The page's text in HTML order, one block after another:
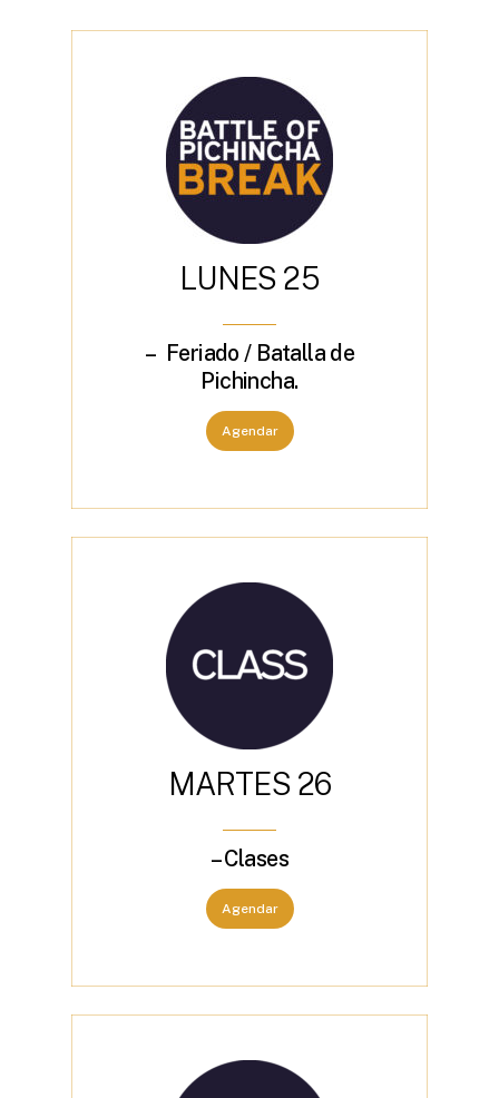
LUNES 25
– Feriado / Batalla de
Pichincha.
Agendar
MARTES 26
– Clases
Agendar